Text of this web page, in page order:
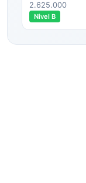
2.625.000
Nivel B